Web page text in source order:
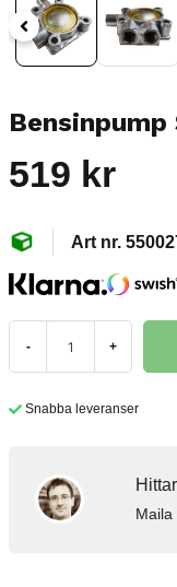
Bensinpump
519 kr
- +
Snabba leveranser
Maila